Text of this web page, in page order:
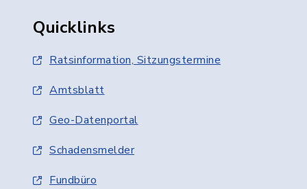
Quicklinks
Ratsinformation, Sitzungstermine
Amtsblatt
Geo-Datenportal
Schadensmelder
Fundbüro